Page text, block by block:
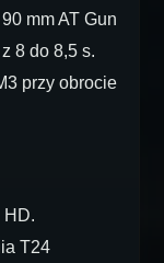
mm AT Gun
8 do 8,5 s.
przy obrocie
HD.
T24